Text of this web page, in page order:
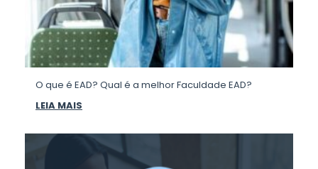
O que é EAD? Qual é a melhor Faculdade EAD?
LEIA MAIS